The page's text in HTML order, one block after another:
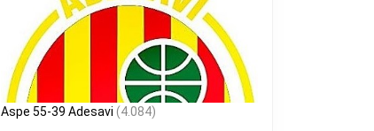
Aspe 55-39 Adesavi (4.084)